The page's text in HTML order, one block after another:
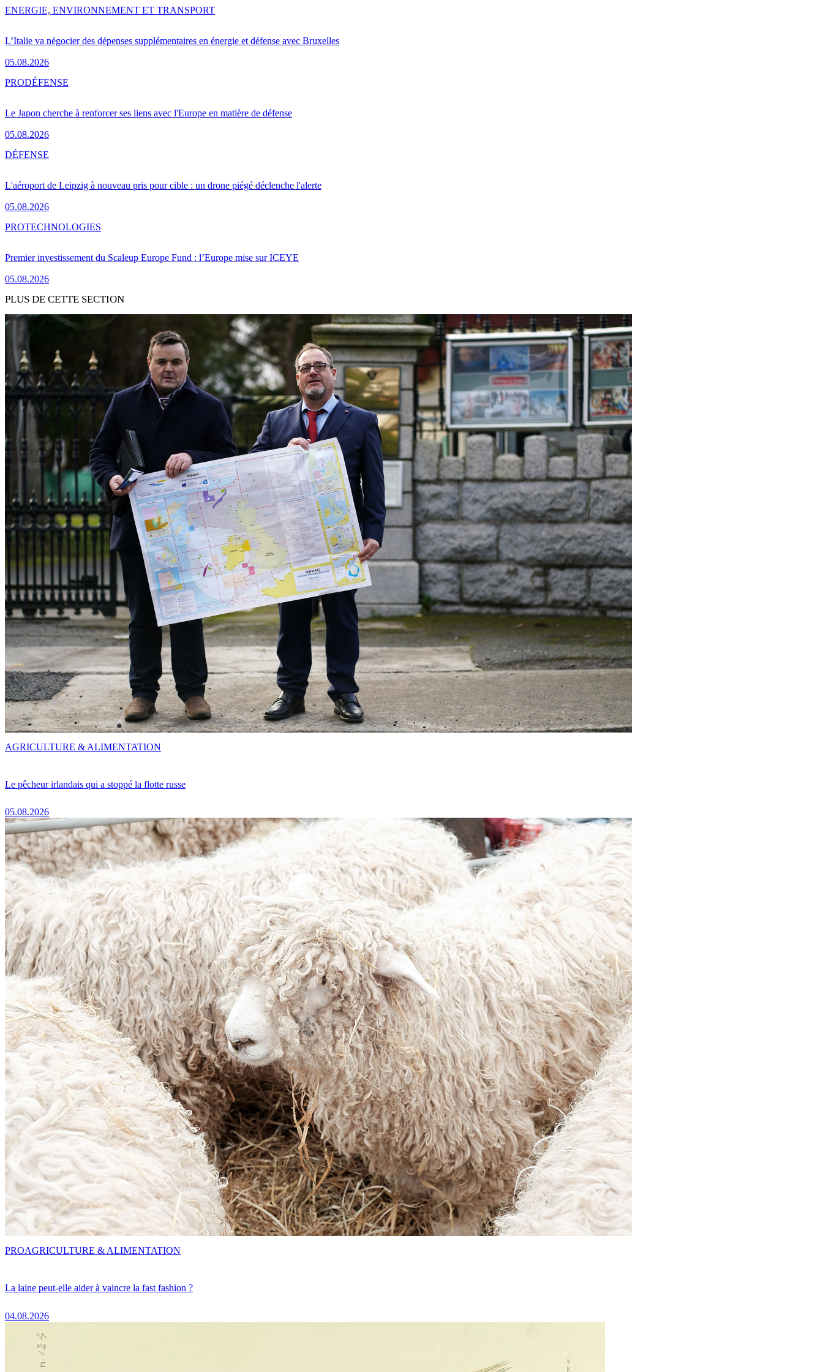
L’Italie va négocier des dépenses supplémentaires en énergie et défense avec Bruxelles
05.08.2026
ENERGIE, ENVIRONNEMENT ET TRANSPORT
Le Japon cherche à renforcer ses liens avec l'Europe en matière de défense
05.08.2026
PRODÉFENSE
L'aéroport de Leipzig à nouveau pris pour cible : un drone piégé déclenche l'alerte
05.08.2026
DÉFENSE
Premier investissement du Scaleup Europe Fund : l’Europe mise sur ICEYE
05.08.2026
PROTECHNOLOGIES
PLUS DE CETTE SECTION
Le pêcheur irlandais qui a stoppé la flotte russe
05.08.2026
AGRICULTURE & ALIMENTATION
La laine peut-elle aider à vaincre la fast fashion ?
04.08.2026
PROAGRICULTURE & ALIMENTATION